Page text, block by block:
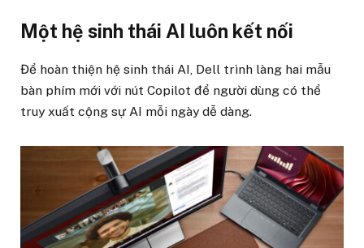
Một hệ sinh thái AI luôn kết nối
Để hoàn thiện hệ sinh thái AI, Dell trình làng hai mẫu
bàn phím mới với nút Copilot để người dùng có thể
truy xuất cộng sự AI mỗi ngày dễ dàng.